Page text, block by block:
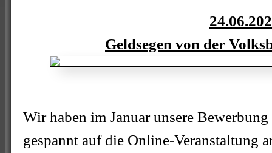
Geldsegen von der
Wir haben im Januar unsere
gespannt auf die Online-Veranstaltung